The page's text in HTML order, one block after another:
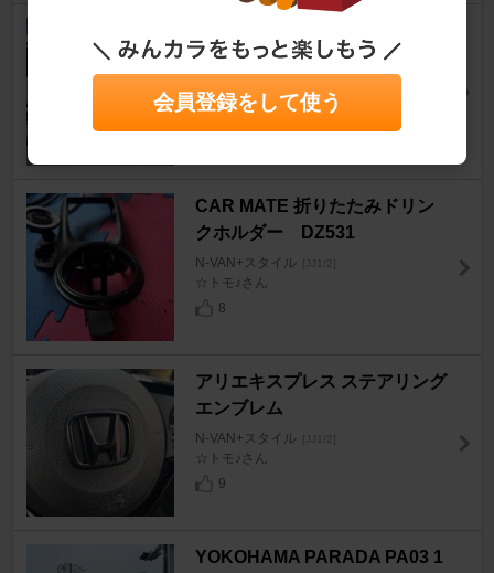
N-VAN+スタイル [JJ1/2]
8
CAR MATE 折りたたみドリン
クホルダー DZ531
N-VAN+スタイル [JJ1/2]
☆トモ♪さん
8
アリエキスプレス ステアリング
エンブレム
N-VAN+スタイル [JJ1/2]
☆トモ♪さん
9
YOKOHAMA PARADA PA03 1
会員登録をして使う